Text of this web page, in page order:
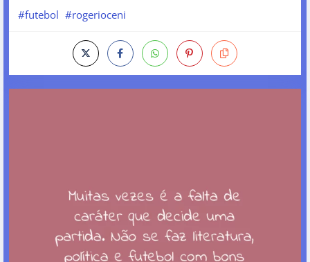
#futebol #rogerioceni